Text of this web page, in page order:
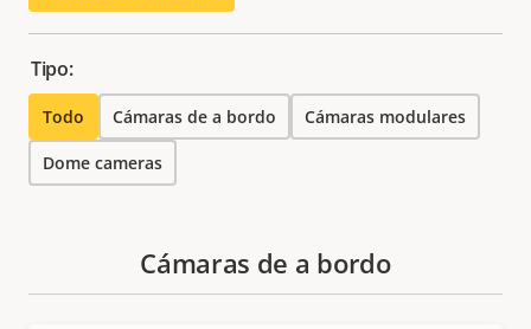
Tipo:
Todo Cámaras de a bordo Cámaras modulares
Dome cameras
Cámaras de a bordo